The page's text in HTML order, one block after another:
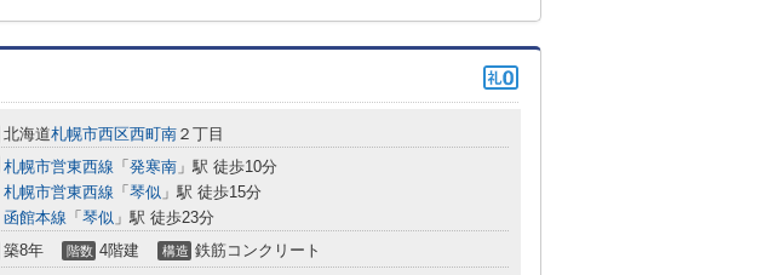
北海道札幌市西区西町南 ２丁目
札幌市営東西線 「 発寒南 」駅 徒歩10分
札幌市営東西線 「 琴似 」駅 徒歩15分
函館本線 「 琴似 」駅 徒歩23分
築8年 階数 4階建 構造 鉄筋コンクリート